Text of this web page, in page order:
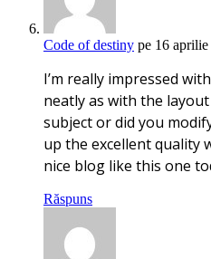
Code of destiny pe 16
I’m really impressed
neatly as with the
subject or did you
up the excellent quality
nice blog like this one
Răspuns